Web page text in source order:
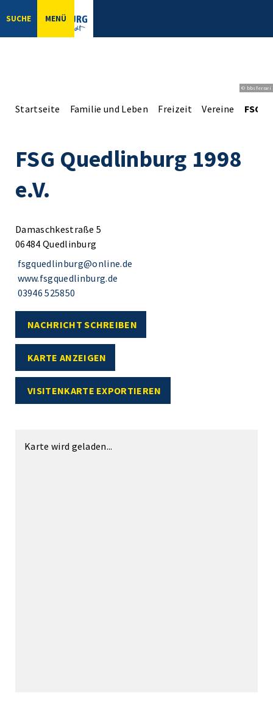
SUCHE MENÜ
© bbsferrari
Startseite Familie und Leben Freizeit Vereine FSG
FSG Quedlinburg 1998
e.V.
Damaschkestraße 5
06484 Quedlinburg
fsgquedlinburg@online.de
www.fsgquedlinburg.de
03946 525850
NACHRICHT SCHREIBEN
KARTE ANZEIGEN
VISITENKARTE EXPORTIEREN
Karte wird geladen...